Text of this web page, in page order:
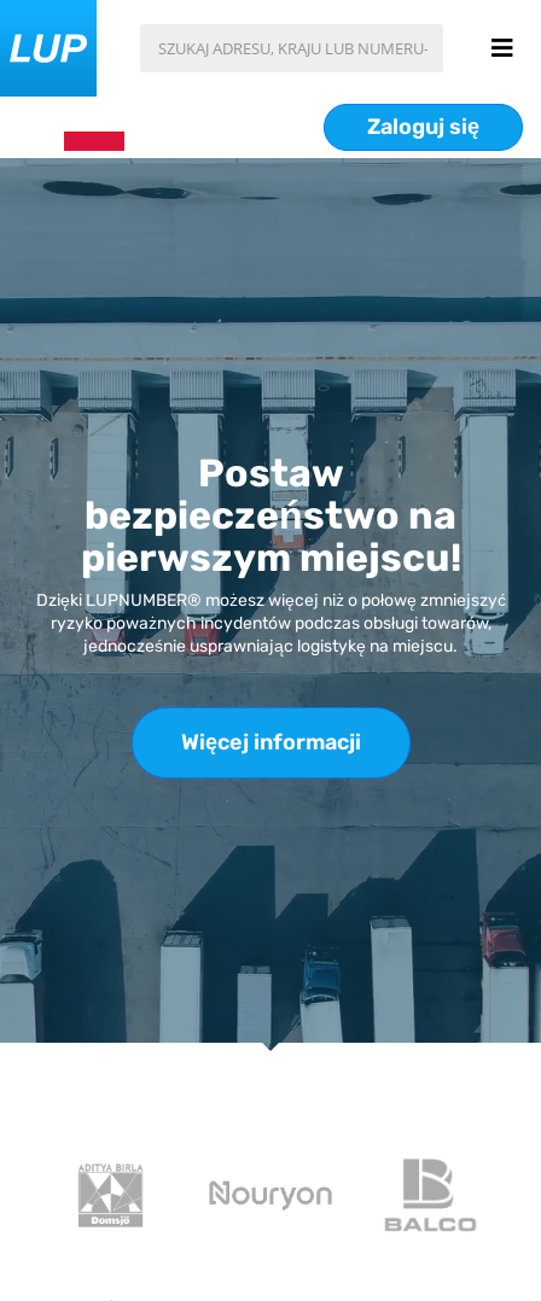
Zaloguj się
Postaw
bezpieczeństwo na
pierwszym miejscu!
Dzięki LUPNUMBER® możesz więcej niż o połowę zmniejszyć
ryzyko poważnych incydentów podczas obsługi towarów,
jednocześnie usprawniając logistykę na miejscu.
Więcej informacji